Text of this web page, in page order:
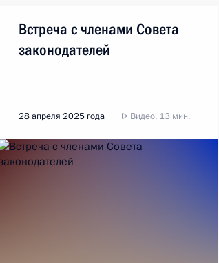
Встреча с членами Совета
законодателей
28 апреля 2025 года Видео, 13 мин.